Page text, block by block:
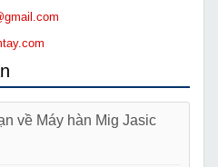
về Máy hàn Mig Jasic